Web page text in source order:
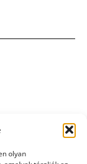
olyan